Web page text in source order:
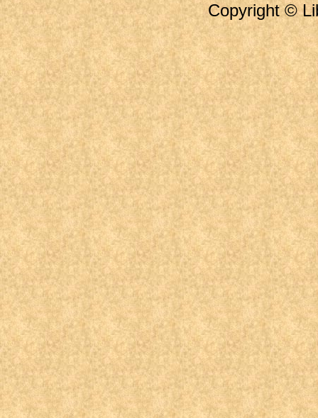
Copyright ©